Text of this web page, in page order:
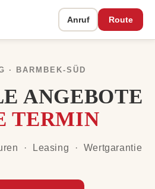
Anruf Route
· BARMBEK-SÜD
ANGEBOTE
TERMIN
· Leasing · Wertgarantie